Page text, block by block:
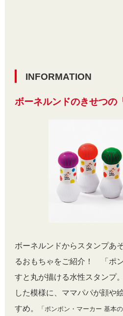
INFORMATION
ボーネルンドのきせつの
ボーネルンドからスタンプあ
るおもちゃをご紹介！ 「ポ
すと丸が描ける水性スタンプ
した模様に、ママパパが顔や
すめ。
「ポンポン・マーカー 基本